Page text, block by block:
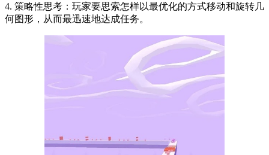
4. 策略性思考：玩家要思索怎样以最优化的方式移动和旋转几
何图形，从而最迅速地达成任务。